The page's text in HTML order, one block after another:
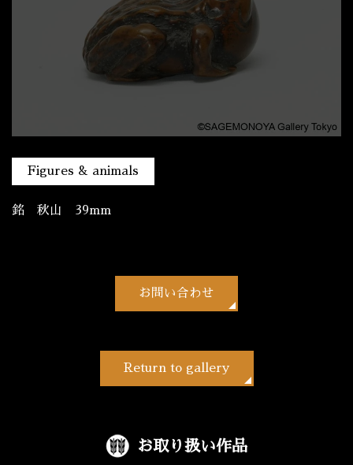
Figures & animals
銘 秋山 39mm
お問い合わせ
Return to gallery
お取り扱い作品